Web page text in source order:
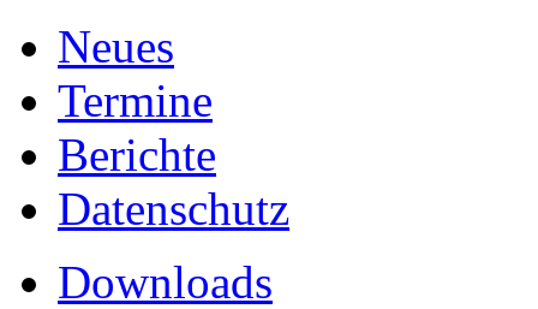
Neues
Termine
Berichte
Datenschutz
Downloads